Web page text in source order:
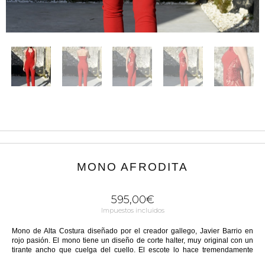
MONO AFRODITA
595,00€
Impuestos incluidos
Mono de Alta Costura diseñado por el creador gallego, Javier Barrio en
rojo pasión. El mono tiene un diseño de corte halter, muy original con un
tirante ancho que cuelga del cuello. El escote lo hace tremendamente